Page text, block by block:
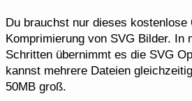
Du brauchst nur dieses kostenlose
Komprimierung von SVG Bilder. In
Schritten übernimmt es die SVG
kannst mehrere Dateien
50MB groß.